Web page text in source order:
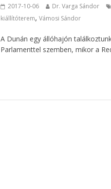
2017-10-06 Dr. Varga Sándor
kiállítóterem, Vámosi Sándor
A Dunán egy állóhajón
Parlamenttel szemben, mikor a